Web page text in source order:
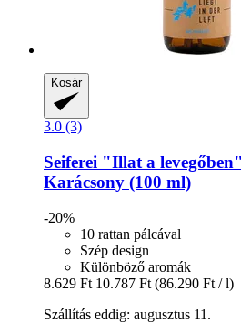
Kosár
3.0 (3)
Seiferei "Illat a
Karácsony (100 ml)
-20%
10 rattan pálcával
Szép design
Különböző aromák
8.629 Ft 10.787 Ft (86.290 Ft / l)
Szállítás eddig: augusztus 11.